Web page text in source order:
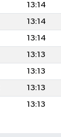
13:14
13:14
13:14
13:13
13:13
13:13
13:13